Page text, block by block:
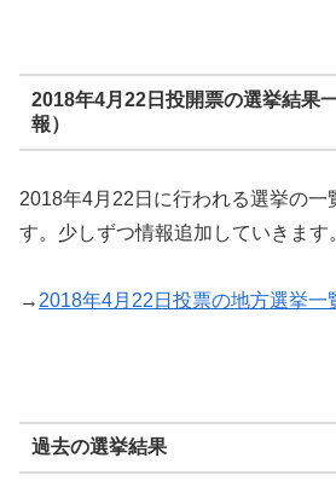
2018年4月22日投開票の選挙結果
報）
2018年4月22日に行われる選挙の一
す。少しずつ情報追加していきます
→ 2018年4月22日投票の地方選挙一
過去の選挙結果